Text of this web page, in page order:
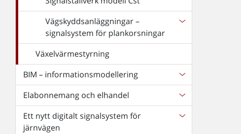
Vägskyddsanläggningar –
signalsystem för plankorsningar
Växelvärmestyrning
BIM – informationsmodellering
Elabonnemang och elhandel
Ett nytt digitalt signalsystem för
järnvägen